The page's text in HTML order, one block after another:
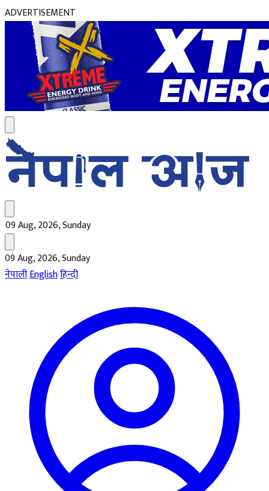
ADVERTISEMENT
09 Aug, 2026, Sunday
09 Aug, 2026, Sunday
नेपालीEnglishहिन्दी